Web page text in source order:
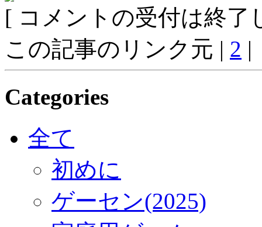
[ コメントの受付は終了
この記事のリンク元 | 2 |
Categories
全て
初めに
ゲーセン(2025)